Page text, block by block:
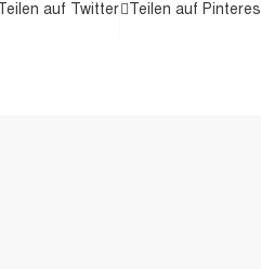
Teilen auf Twitter Teilen auf